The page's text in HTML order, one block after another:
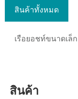
สินค้าทั้งหมด
เรือยอชท์ขนาดเล็ก
สินค้า